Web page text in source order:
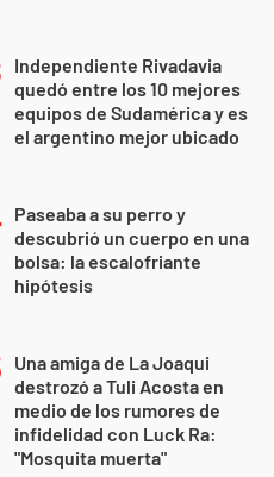
Independiente Rivadavia
quedó entre los 10 mejores
equipos de Sudamérica y es
el argentino mejor ubicado
Paseaba a su perro y
descubrió un cuerpo en una
bolsa: la escalofriante
hipótesis
Una amiga de La Joaqui
destrozó a Tuli Acosta en
medio de los rumores de
infidelidad con Luck Ra:
"Mosquita muerta"